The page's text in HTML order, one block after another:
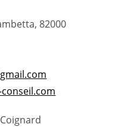
82000